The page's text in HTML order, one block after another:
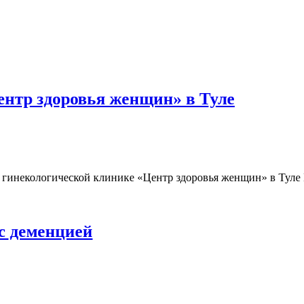
здоровья женщин» в Туле
клинике «Центр здоровья женщин» в
деменцией